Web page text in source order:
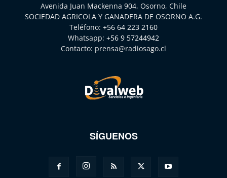
Avenida Juan Mackenna 904, Osorno, Chile
SOCIEDAD AGRICOLA Y GANADERA DE OSORNO A.G.
Teléfono: +56 64 223 2160
Whatsapp: +56 9 57244942
Contacto: prensa@radiosago.cl
SÍGUENOS